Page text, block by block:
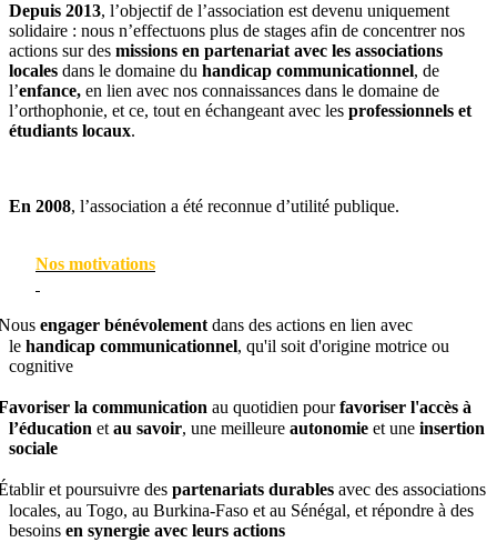
Depuis 2013, l’objectif de l’association est devenu uniquement
solidaire : nous n’effectuons plus de stages afin de concentrer nos
actions sur des missions en partenariat avec les associations
locales dans le domaine du handicap communicationnel, de
l’enfance, en lien avec nos connaissances dans le domaine de
l’orthophonie, et ce, tout en échangeant avec les professionnels et
étudiants locaux.
En 2008, l’association a été reconnue d’utilité publique.
Nos motivations
engager bénévolementdans des actions en lien avec
le handicap communicationnel, qu'il soit d'origine motrice ou
cognitive
la communication au quotidien pourfavoriser l'accès à
l’éducation etau savoir, une meilleure autonomie et une insertion
sociale
et poursuivre des partenariats durables avec des associations
locales, au Togo, au Burkina-Faso et au Sénégal, et répondre à des
besoins en synergie avec leurs actions